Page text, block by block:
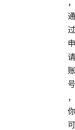
，
通
过
申
请
账
号
，
你
可